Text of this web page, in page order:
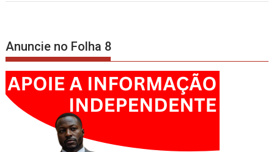
Anuncie no Folha 8